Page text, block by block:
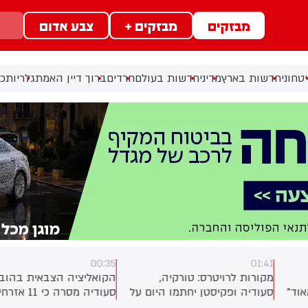
מבזקים מבזקים + צבע אדום
חדשות בארץמדיניחדשות בעולםחרדיםברוך דיין האמתגלריות
מקורות לרויטרס: טורקיה,
ופקיסטן יחתמו היום על
הקואליציה הצבאית בהובלת
סעודיה מסרה כי 11 אזרחים